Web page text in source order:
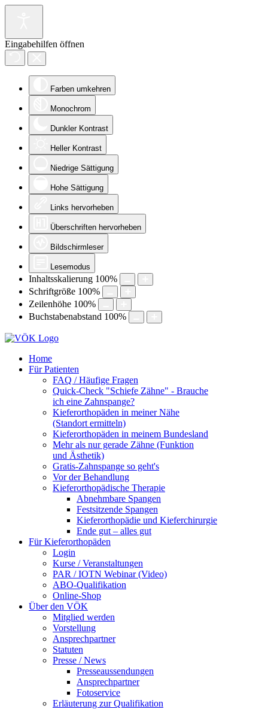
Eingabehilfen öffnen
Farben umkehren
Monochrom
Dunkler Kontrast
Heller Kontrast
Niedrige Sättigung
Hohe Sättigung
Links hervorheben
Überschriften hervorheben
Bildschirmleser
Lesemodus
Inhaltsskalierung 100%
Schriftgröße 100%
Zeilenhöhe 100%
Buchstabenabstand 100%
Home
Für Patienten
FAQ / Häufige Fragen
Quick-Check "Schiefe Zähne" - Brauche
ich eine Zahnspange?
Kieferorthopäden in meiner Nähe
(Standort ermitteln)
Kieferorthopäden in meinem Bundesland
Mehr als nur gerade Zähne (Funktion
und Ästhetik)
Gratis-Zahnspange so geht's
Vor der Behandlung
Kieferorthopädische Therapie
Abnehmbare Spangen
Festsitzende Spangen
Kieferorthopädie und Kieferchirurgie
Ende gut – alles gut
Für Kieferorthopäden
Login
Kurse / Veranstaltungen
PAR / IOTN Webinar (Video)
ABO-Qualifikation
Online-Shop
Über den VÖK
Mitglied werden
Vorstellung
Ansprechpartner
Statuten
Presse / News
Presseaussendungen
Ansprechpartner
Fotoservice
Erläuterung zur Qualifikation